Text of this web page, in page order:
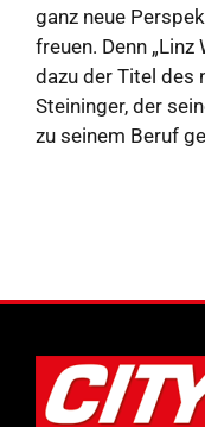
ganz neue
freuen. Denn
dazu der Titel des
Steininger, der
zu seinem Beruf